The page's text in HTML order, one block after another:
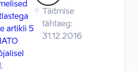
artikli 5
Täitmise
tähtaeg:
31.12.2016